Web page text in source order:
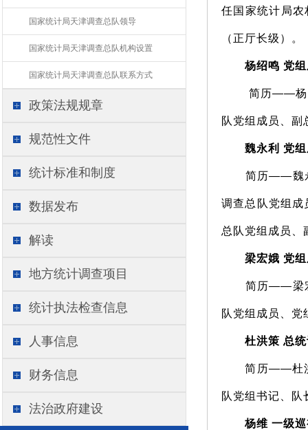
国家统计局天津调查总队领导
国家统计局天津调查总队机构设置
国家统计局天津调查总队联系方式
政策法规规章
规范性文件
统计标准和制度
数据发布
解读
地方统计调查项目
统计执法检查信息
人事信息
财务信息
法治政府建设
任国家统计局
（正厅长级）。
杨绍鸣 党组
简历——杨绍鸣
队党组成员、副
魏永利 党组
简历——魏永利
调查总队党组成
总队党组成员、
梁宏娥 党组
简历——梁宏娥
队党组成员、党
杜洪策 总统
简历——杜洪策
队党组书记、
杨维 一级巡